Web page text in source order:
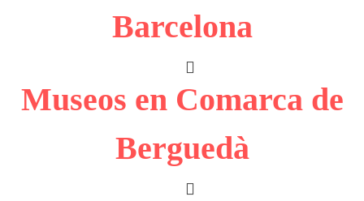
Barcelona
Museos en Comarca de
Berguedà